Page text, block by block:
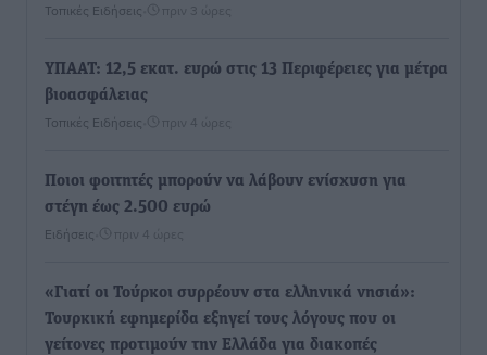
Τοπικές Ειδήσεις πριν 3 ώρες
ΥΠΑΑΤ: 12,5 εκατ. ευρώ στις 13 Περιφέρειες για μέτρα
βιοασφάλειας
Τοπικές Ειδήσεις πριν 4 ώρες
Ποιοι φοιτητές μπορούν να λάβουν ενίσχυση για
στέγη έως 2.500 ευρώ
Ειδήσεις πριν 4 ώρες
«Γιατί οι Τούρκοι συρρέουν στα ελληνικά νησιά»:
Τουρκική εφημερίδα εξηγεί τους λόγους που οι
γείτονες προτιμούν την Ελλάδα για διακοπές